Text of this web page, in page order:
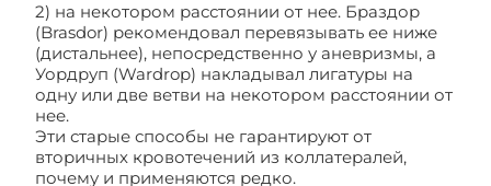
2) на некотором расстоянии от нее. Браздор
(Brasdor) рекомендовал перевязывать ее ниже
(дистальнее), непосредственно у аневризмы, а
Уордруп (Wardrop) накладывал лигатуры на
одну или две ветви на некотором расстоянии от
нее.
Эти старые способы не гарантируют от
вторичных кровотечений из коллатералей,
почему и применяются редко.